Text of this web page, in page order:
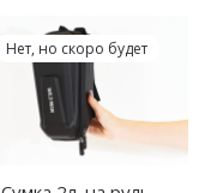
Нет, но скоро будет